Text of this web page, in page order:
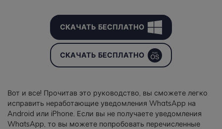
СКАЧАТЬ БЕСПЛАТНО
СКАЧАТЬ БЕСПЛАТНО
Вот и все! Прочитав это руководство, вы сможете легко
исправить неработающие уведомления WhatsApp на
Android или iPhone. Если вы не получаете уведомления
WhatsApp, то вы можете попробовать перечисленные